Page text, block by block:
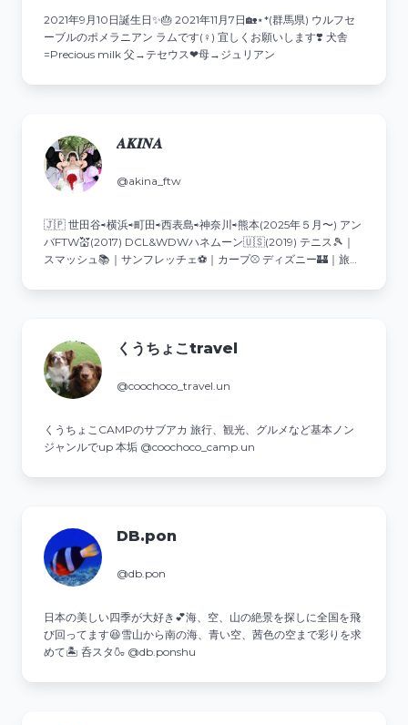
2021年9月10日誕生日✨️🎂 2021年11月7日🏡⋆*(群馬県) ウルフセ
ーブルのポメラニアン ラムです(♀) 宜しくお願いします❣️ 犬舎
=Precious milk 父→テセウス❤︎母→ジュリアン
𝑨‌𝑲‌𝑰‌𝑵‌𝑨
@akina_ftw
🇯🇵 世田谷⇨横浜⇨町田⇨西表島⇨神奈川⇨熊本(2025年５月〜) アン
バFTW💒(2017) DCL&WDWハネムーン🇺🇸(2019) テニス🎾｜
スマッシュ📚｜サンフレッチェ⚽️｜カープ⚾️ ディズニー🏰｜旅行
くうちょこtravel
@coochoco_travel.un
くうちょこCAMPのサブアカ 旅行、観光、グルメなど基本ノン
ジャンルでup 本垢 @coochoco_camp.un
DB.pon
@db.pon
日本の美しい四季が大好き💕海、空、山の絶景を探しに全国を飛
び回ってます😆雪山から南の海、青い空、茜色の空まで彩りを求
めて🏝️ 呑スタ🍶 @db.ponshu